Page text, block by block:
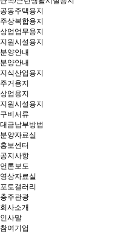
공동주택용지
주상복합용지
상업업무용지
지원시설용지
분양안내
분양안내
지식산업용지
주거용지
상업용지
지원시설용지
구비서류
대금납부방법
분양자료실
홍보센터
공지사항
언론보도
영상자료실
포토갤러리
충주관광
회사소개
인사말
참여기업